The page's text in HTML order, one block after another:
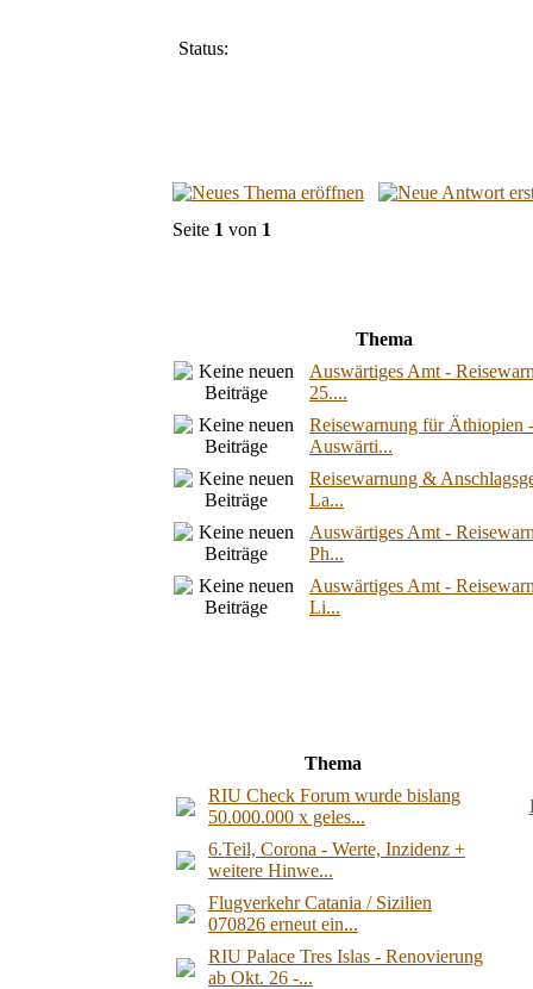
Status:
Seite 1 von 1
Thema
Auswärtiges Amt -
25....
Reisewarnung für Äthiopien -
Auswärti...
Reisewarnung &
La...
Auswärtiges Amt -
Ph...
Auswärtiges Amt -
Li...
Thema
RIU Check Forum wurde bislang
50.000.000 x geles...
6.Teil, Corona - Werte, Inzidenz +
weitere Hinwe...
Flugverkehr Catania / Sizilien
070826 erneut ein...
RIU Palace Tres Islas - Renovierung
ab Okt. 26 -...